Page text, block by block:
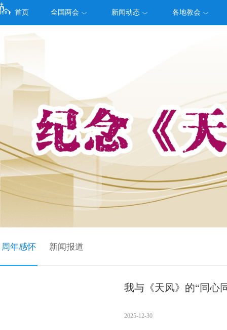
首页 全国两会 新闻动态 各地教会
周年感怀 新闻报道
我与《天风》的“同心
2025-12-30